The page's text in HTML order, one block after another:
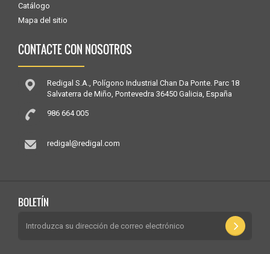
Catálogo
Mapa del sitio
CONTACTE CON NOSOTROS
Redigal S.A., Polígono Industrial Chan Da Ponte. Parc 18
Salvaterra de Miño, Pontevedra 36450 Galicia, España
986 664 005
redigal@redigal.com
BOLETÍN